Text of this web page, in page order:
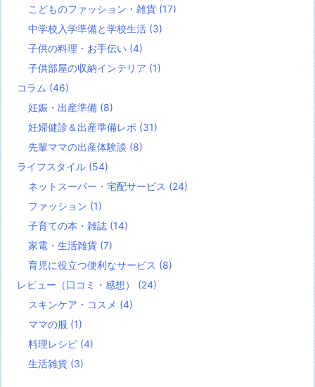
こどものファッション・雑貨 (17)
中学校入学準備と学校生活 (3)
子供の料理・お手伝い (4)
子供部屋の収納インテリア (1)
コラム (46)
妊娠・出産準備 (8)
妊婦健診＆出産準備レポ (31)
先輩ママの出産体験談 (8)
ライフスタイル (54)
ネットスーパー・宅配サービス (24)
ファッション (1)
子育ての本・雑誌 (14)
家電・生活雑貨 (7)
育児に役立つ便利なサービス (8)
レビュー（口コミ・感想） (24)
スキンケア・コスメ (4)
ママの服 (1)
料理レシピ (4)
生活雑貨 (3)